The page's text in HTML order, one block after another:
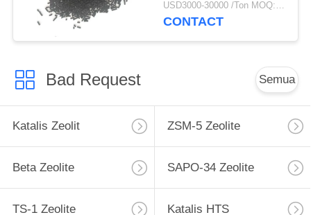
USD3000-30000 /Ton MOQ:1 KG
CONTACT
Bad Request Semua
Katalis Zeolit ZSM-5 Zeolite
Beta Zeolite SAPO-34 Zeolite
TS-1 Zeolite Katalis HTS